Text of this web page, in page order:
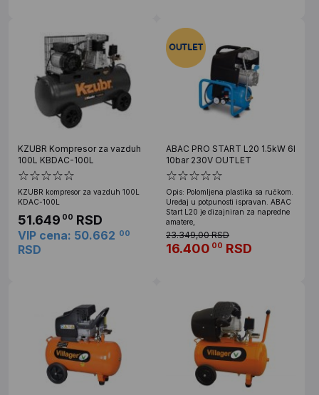
KZUBR Kompresor za vazduh
100L KBDAC-100L
KZUBR kompresor za vazduh 100L
KDAC-100L
51.649 00 RSD
VIP cena: 50.662 00
RSD
ABAC PRO START L20 1.5kW 6l
10bar 230V OUTLET
Opis: Polomljena plastika sa ručkom.
Uređaj u potpunosti ispravan. ABAC
Start L20 je dizajniran za napredne
amatere,
23.349,00 RSD
16.400 00 RSD